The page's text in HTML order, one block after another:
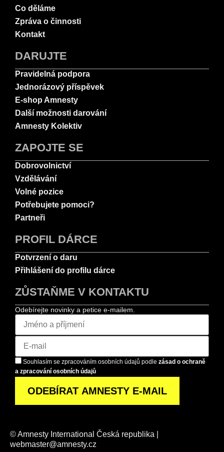
Co děláme
Zpráva o činnosti
Kontakt
DARUJTE
Pravidelná podpora
Jednorázový příspěvek
E-shop Amnesty
Další možnosti darování
Amnesty Kolektiv
ZAPOJTE SE
Dobrovolnictví
Vzdělávání
Volné pozice
Potřebujete pomoci?
Partneři
PROFIL DÁRCE
Potvrzení o daru
Přihlášení do profilu dárce
ZŮSTAŇME V KONTAKTU
Odebírejte novinky a petice e-mailem.
Souhlasím se zpracováním osobních údajů podle zásad o ochraně
a zpracování osobních údajů
© Amnesty International Česká republika |
webmaster@amnesty.cz